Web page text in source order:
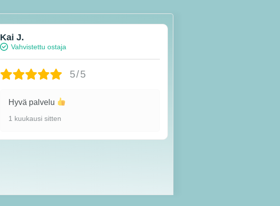
Kai J.
Vahvistettu ostaja
5/5
Hyvä palvelu
1 kuukausi sitten